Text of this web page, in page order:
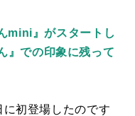
mini』がスタートし
』での印象に残って
に初登場したのです